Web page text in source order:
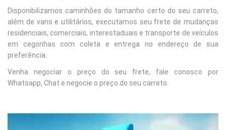
Disponibilizamos caminhões do tamanho certo do seu carreto,
além de vans e utilitários, executamos seu frete de mudanças
residenciais, comerciais, interestaduais e transporte de veículos
em cegonhas com coleta e entrega no endereço de sua
preferência.
Venha negociar o preço do seu frete, fale conosco por
Whatsapp, Chat e negocie o preço do seu carreto.